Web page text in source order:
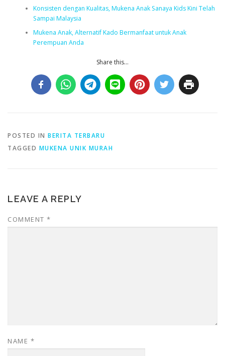
Konsisten dengan Kualitas, Mukena Anak Sanaya Kids Kini Telah
Sampai Malaysia
Mukena Anak, Alternatif Kado Bermanfaat untuk Anak
Perempuan Anda
Share this...
POSTED IN BERITA TERBARU
TAGGED MUKENA UNIK MURAH
LEAVE A REPLY
COMMENT *
NAME *